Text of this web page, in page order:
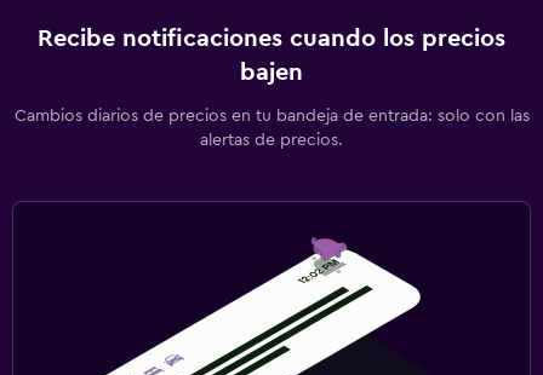
Recibe notificaciones cuando los precios
bajen
Cambios diarios de precios en tu bandeja de entrada: solo con las
alertas de precios.